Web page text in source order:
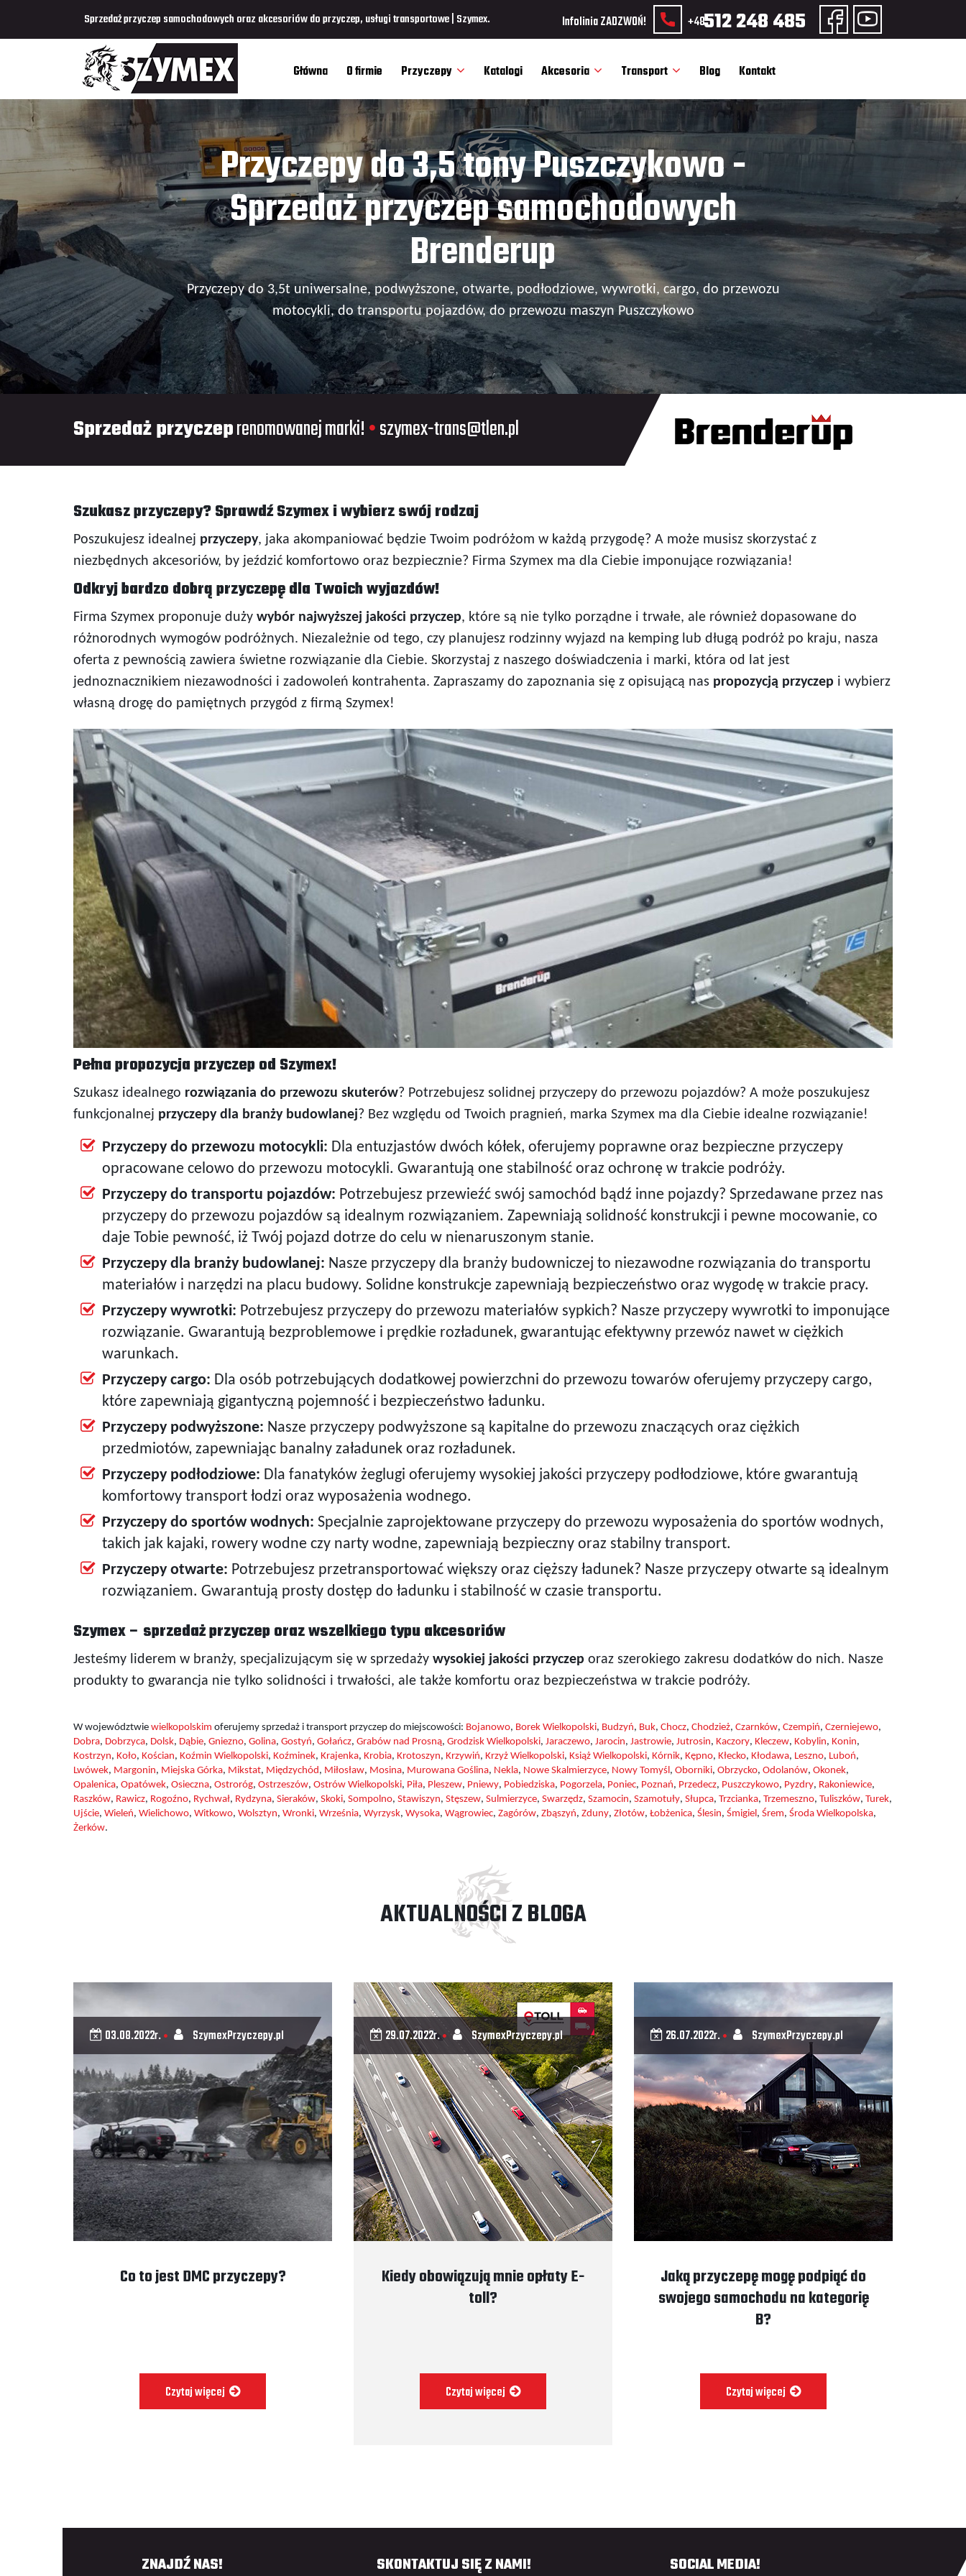
Sprzedaż przyczep samochodowych oraz akcesoriów do przyczep, usługi transportowe | Szymex. Infolinia ZADZWOŃ! +48512 248 485
Główna O firmie Przyczepy Katalogi Akcesoria Transport Blog Kontakt
Przyczepy do 3,5 tony Puszczykowo -
Sprzedaż przyczep samochodowych
Brenderup
Przyczepy do 3,5t uniwersalne, podwyższone, otwarte, podłodziowe, wywrotki, cargo, do przewozu
motocykli, do transportu pojazdów, do przewozu maszyn Puszczykowo
Sprzedaż przyczeprenomowanej marki!•szymex-trans@tlen.pl
Szukasz przyczepy? Sprawdź Szymex i wybierz swój rodzaj
Poszukujesz idealnej przyczepy, jaka akompaniować będzie Twoim podróżom w każdą przygodę? A może musisz skorzystać z
niezbędnych akcesoriów, by jeździć komfortowo oraz bezpiecznie? Firma Szymex ma dla Ciebie imponujące rozwiązania!
Odkryj bardzo dobrą przyczepę dla Twoich wyjazdów!
Firma Szymex proponuje duży wybór najwyższej jakości przyczep, które są nie tylko porządne i trwałe, ale również dopasowane do
różnorodnych wymogów podróżnych. Niezależnie od tego, czy planujesz rodzinny wyjazd na kemping lub długą podróż po kraju, nasza
oferta z pewnością zawiera świetne rozwiązanie dla Ciebie. Skorzystaj z naszego doświadczenia i marki, która od lat jest
jednoznacznikiem niezawodności i zadowoleń kontrahenta. Zapraszamy do zapoznania się z opisującą nas propozycją przyczep i wybierz
własną drogę do pamiętnych przygód z firmą Szymex!
Pełna propozycja przyczep od Szymex!
Szukasz idealnego rozwiązania do przewozu skuterów? Potrzebujesz solidnej przyczepy do przewozu pojazdów? A może poszukujesz
funkcjonalnej przyczepy dla branży budowlanej ? Bez względu od Twoich pragnień, marka Szymex ma dla Ciebie idealne rozwiązanie!
Przyczepy do przewozu motocykli: Dla entuzjastów dwóch kółek, oferujemy poprawne oraz bezpieczne przyczepy
opracowane celowo do przewozu motocykli. Gwarantują one stabilność oraz ochronę w trakcie podróży.
Przyczepy do transportu pojazdów: Potrzebujesz przewieźć swój samochód bądź inne pojazdy? Sprzedawane przez nas
przyczepy do przewozu pojazdów są idealnym rozwiązaniem. Zapewniają solidność konstrukcji i pewne mocowanie, co
daje Tobie pewność, iż Twój pojazd dotrze do celu w nienaruszonym stanie.
Przyczepy dla branży budowlanej: Nasze przyczepy dla branży budowniczej to niezawodne rozwiązania do transportu
materiałów i narzędzi na placu budowy. Solidne konstrukcje zapewniają bezpieczeństwo oraz wygodę w trakcie pracy.
Przyczepy wywrotki: Potrzebujesz przyczepy do przewozu materiałów sypkich? Nasze przyczepy wywrotki to imponujące
rozwiązanie. Gwarantują bezproblemowe i prędkie rozładunek, gwarantując efektywny przewóz nawet w ciężkich
warunkach.
Przyczepy cargo: Dla osób potrzebujących dodatkowej powierzchni do przewozu towarów oferujemy przyczepy cargo,
które zapewniają gigantyczną pojemność i bezpieczeństwo ładunku.
Przyczepy podwyższone: Nasze przyczepy podwyższone są kapitalne do przewozu znaczących oraz ciężkich
przedmiotów, zapewniając banalny załadunek oraz rozładunek.
Przyczepy podłodziowe: Dla fanatyków żeglugi oferujemy wysokiej jakości przyczepy podłodziowe, które gwarantują
komfortowy transport łodzi oraz wyposażenia wodnego.
Przyczepy do sportów wodnych: Specjalnie zaprojektowane przyczepy do przewozu wyposażenia do sportów wodnych,
takich jak kajaki, rowery wodne czy narty wodne, zapewniają bezpieczny oraz stabilny transport.
Przyczepy otwarte: Potrzebujesz przetransportować większy oraz cięższy ładunek? Nasze przyczepy otwarte są idealnym
rozwiązaniem. Gwarantują prosty dostęp do ładunku i stabilność w czasie transportu.
Szymex – sprzedaż przyczep oraz wszelkiego typu akcesoriów
Jesteśmy liderem w branży, specjalizującym się w sprzedaży wysokiej jakości przyczep oraz szerokiego zakresu dodatków do nich. Nasze
produkty to gwarancja nie tylko solidności i trwałości, ale także komfortu oraz bezpieczeństwa w trakcie podróży.
W województwie wielkopolskim oferujemy sprzedaż i transport przyczep do miejscowości: Bojanowo, Borek Wielkopolski, Budzyń, Buk, Chocz, Chodzież, Czarnków, Czempiń, Czerniejewo,
Dobra, Dobrzyca, Dolsk, Dąbie, Gniezno, Golina, Gostyń, Gołańcz, Grabów nad Prosną, Grodzisk Wielkopolski, Jaraczewo, Jarocin, Jastrowie, Jutrosin, Kaczory, Kleczew, Kobylin, Konin,
Kostrzyn, Koło, Kościan, Koźmin Wielkopolski, Koźminek, Krajenka, Krobia, Krotoszyn, Krzywiń, Krzyż Wielkopolski, Książ Wielkopolski, Kórnik, Kępno, Kłecko, Kłodawa, Leszno, Luboń,
Lwówek, Margonin, Miejska Górka, Mikstat, Międzychód, Miłosław, Mosina, Murowana Goślina, Nekla, Nowe Skalmierzyce, Nowy Tomyśl, Oborniki, Obrzycko, Odolanów, Okonek,
Opalenica, Opatówek, Osieczna, Ostroróg, Ostrzeszów, Ostrów Wielkopolski, Piła, Pleszew, Pniewy, Pobiedziska, Pogorzela, Poniec, Poznań, Przedecz, Puszczykowo, Pyzdry, Rakoniewice,
Raszków, Rawicz, Rogoźno, Rychwał, Rydzyna, Sieraków, Skoki, Sompolno, Stawiszyn, Stęszew, Sulmierzyce, Swarzędz, Szamocin, Szamotuły, Słupca, Trzcianka, Trzemeszno, Tuliszków, Turek,
Ujście, Wieleń, Wielichowo, Witkowo, Wolsztyn, Wronki, Września, Wyrzysk, Wysoka, Wągrowiec, Zagórów, Zbąszyń, Zduny, Złotów, Łobżenica, Ślesin, Śmigiel, Śrem, Środa Wielkopolska,
Żerków.
AKTUALNOŚCI Z BLOGA
03.08.2022r.• SzymexPrzyczepy.pl
Co to jest DMC przyczepy?
Czytaj więcej
29.07.2022r.• SzymexPrzyczepy.pl
Kiedy obowiązują mnie opłaty E-
toll?
Czytaj więcej
26.07.2022r.• SzymexPrzyczepy.pl
Jaką przyczepę mogę podpiąć do
swojego samochodu na kategorię
B?
Czytaj więcej
ZNAJDŹ NAS! SKONTAKTUJ SIĘ Z NAMI! SOCIAL MEDIA!